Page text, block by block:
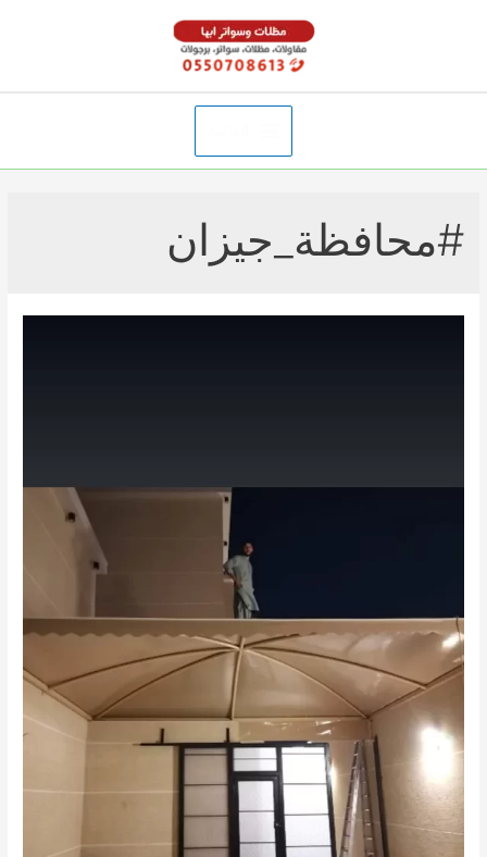
Main
#محافظة_جيزان